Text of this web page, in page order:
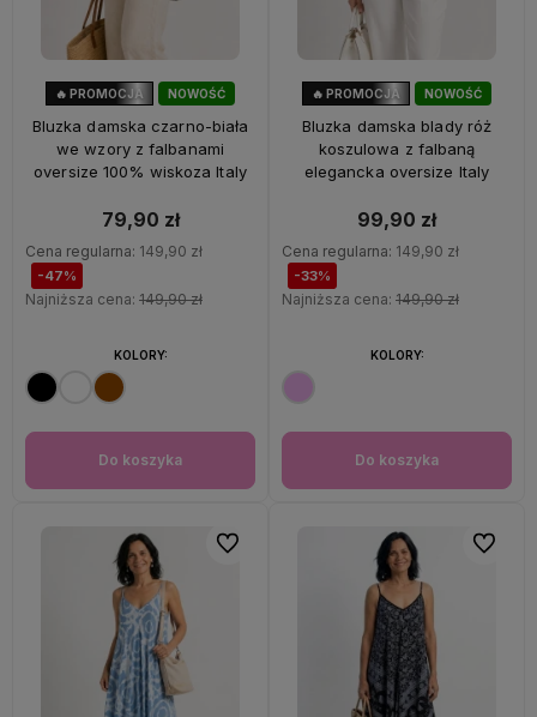
NOWOŚĆ
🔥 PROMOCJA
Bluzka damska czarno-biała
we wzory z falbanami
oversize 100% wiskoza Italy
79,90 zł
Cena regularna: 149,90 zł
-47%
Najniższa cena: 149,90 zł
Do koszyka
KOLORY:
NOWOŚĆ
🔥 PROMOCJA
Bluzka damska blady róż
koszulowa z falbaną
elegancka oversize Italy
99,90 zł
Cena regularna: 149,90 zł
-33%
Najniższa cena: 149,90 zł
Do koszyka
KOLORY:
Do ulubionych Do